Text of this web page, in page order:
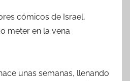
cómicos de Israel,
meter en la vena
unas semanas, llenando